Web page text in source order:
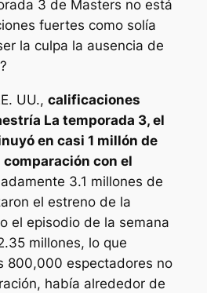
3 de Masters no está
fuertes como solía
la culpa la ausencia de
UU., calificaciones
La temporada 3, el
en casi 1 millón de
con el
3.1 millones de
el estreno de la
el episodio de la semana
millones, lo que
800,000 espectadores no
había alrededor de